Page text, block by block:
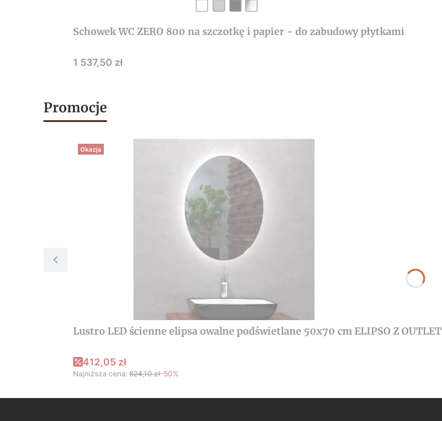
Schowek WC ZERO 800 na szczotkę i papier - do zabudowy płytkami
Cena
1 537,50 zł
Promocje
Okazja
Lustro LED ścienne elipsa owalne podświetlane 50x70 cm ELIPSO Z OUTLET
412,05 zł
Najniższa cena: 824,10 zł-50%